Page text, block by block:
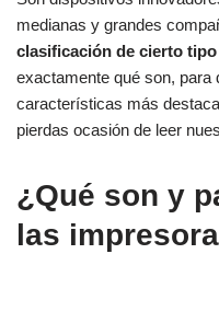
medianas y grandes
clasificación de cierto
exactamente qué son,
características más
pierdas ocasión de leer
¿Qué son y
las